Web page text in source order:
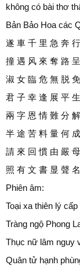
không có bài thơ
Bản Bảo Hoa các
遂 車 千 里 急 奔 行
撞 遇 风 來 奪 路 呈
淑 女 臨 危 無 脱 免
君 子 幸 逢 展 平 生
兩 字 恩 情 難 分 解
半 途 苦 料 量 何 成
請 來 回 慣 由 嚴 母
照 有 文 書 显 聲 名
Phiên âm:
Toại xa thiên lý cấp
Tràng ngộ Phong
Thục nữ lâm nguy
Quân tử hạnh